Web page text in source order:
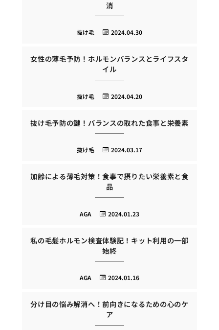
消
2024.04.30
抜け毛
女性の薄毛予防！ホルモンバランスとライフスタ
イル
2024.04.20
抜け毛
抜け毛予防の鍵！バランスの取れた食事と栄養素
2024.03.17
抜け毛
加齢による薄毛対策！食事で摂りたい栄養素と食
品
2024.01.23
AGA
私の毛髪ホルモン検査体験記！キット利用の一部
始終
2024.01.16
AGA
分け目の悩み解消へ！前向きになるための心のケ
ア